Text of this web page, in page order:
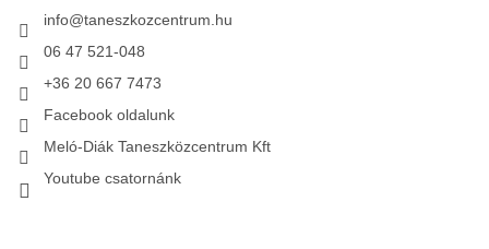
info@taneszkozcentrum.hu
06 47 521-048
+36 20 667 7473
Facebook oldalunk
Meló-Diák Taneszközcentrum Kft
Youtube csatornánk